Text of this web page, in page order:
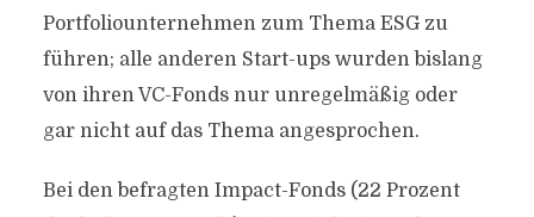
Portfoliounternehmen zum Thema ESG zu
führen; alle anderen Start-ups wurden bislang
von ihren VC-Fonds nur unregelmäßig oder
gar nicht auf das Thema angesprochen.
Bei den befragten Impact-Fonds (22 Prozent